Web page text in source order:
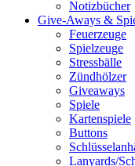
Notizbücher
Give-Aways &
Feuerzeuge
Spielzeuge
Stressbälle
Zündhölzer
Giveaways
Spiele
Kartenspiele
Buttons
Lanyards/